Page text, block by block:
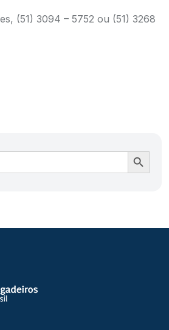
(51) 3094 – 5752 ou (51) 3268
Ir